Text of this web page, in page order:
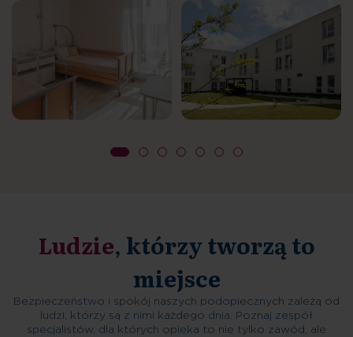
Ludzie, którzy tworzą to
miejsce
Bezpieczeństwo i spokój naszych podopiecznych zależą od
ludzi, którzy są z nimi każdego dnia. Poznaj zespół
specjalistów, dla których opieka to nie tylko zawód, ale